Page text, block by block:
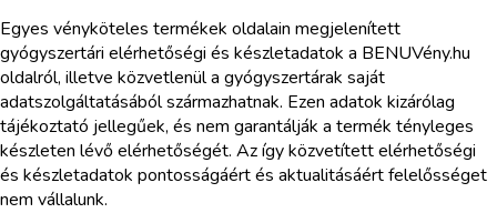
Egyes vényköteles termékek oldalain megjelenített
gyógyszertári elérhetőségi és készletadatok a BENUVény.hu
oldalról, illetve közvetlenül a gyógyszertárak saját
adatszolgáltatásából származhatnak. Ezen adatok kizárólag
tájékoztató jellegűek, és nem garantálják a termék tényleges
készleten lévő elérhetőségét. Az így közvetített elérhetőségi
és készletadatok pontosságáért és aktualitásáért felelősséget
nem vállalunk.